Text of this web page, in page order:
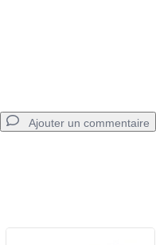
Ajouter un commentaire